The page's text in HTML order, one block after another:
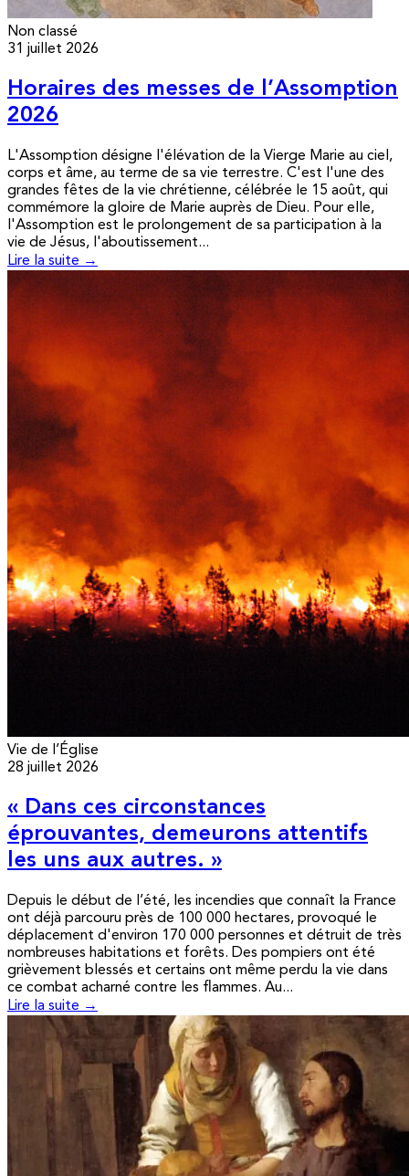
Non classé
31 juillet 2026
Horaires des messes de l’Assomption
2026
L'Assomption désigne l'élévation de la Vierge Marie au ciel,
corps et âme, au terme de sa vie terrestre. C'est l'une des
grandes fêtes de la vie chrétienne, célébrée le 15 août, qui
commémore la gloire de Marie auprès de Dieu. Pour elle,
l'Assomption est le prolongement de sa participation à la
vie de Jésus, l'aboutissement...
Lire la suite →
Vie de l’Église
28 juillet 2026
« Dans ces circonstances
éprouvantes, demeurons attentifs
les uns aux autres. »
Depuis le début de l’été, les incendies que connaît la France
ont déjà parcouru près de 100 000 hectares, provoqué le
déplacement d'environ 170 000 personnes et détruit de très
nombreuses habitations et forêts. Des pompiers ont été
grièvement blessés et certains ont même perdu la vie dans
ce combat acharné contre les flammes. Au...
Lire la suite →